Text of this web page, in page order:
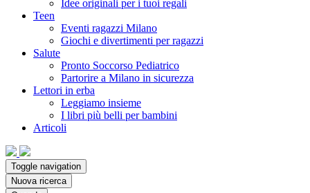
Idee originali per i tuoi regali
Teen
Eventi ragazzi Milano
Giochi e divertimenti per ragazzi
Salute
Pronto Soccorso Pediatrico
Partorire a Milano in sicurezza
Lettori in erba
Leggiamo insieme
I libri più belli per bambini
Articoli
Toggle navigation
Nuova ricerca